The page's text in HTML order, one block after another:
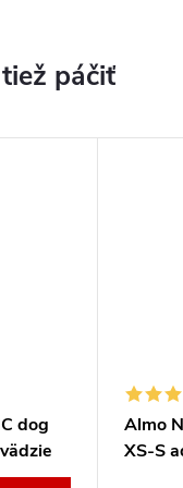
dog
Almo
XS-S